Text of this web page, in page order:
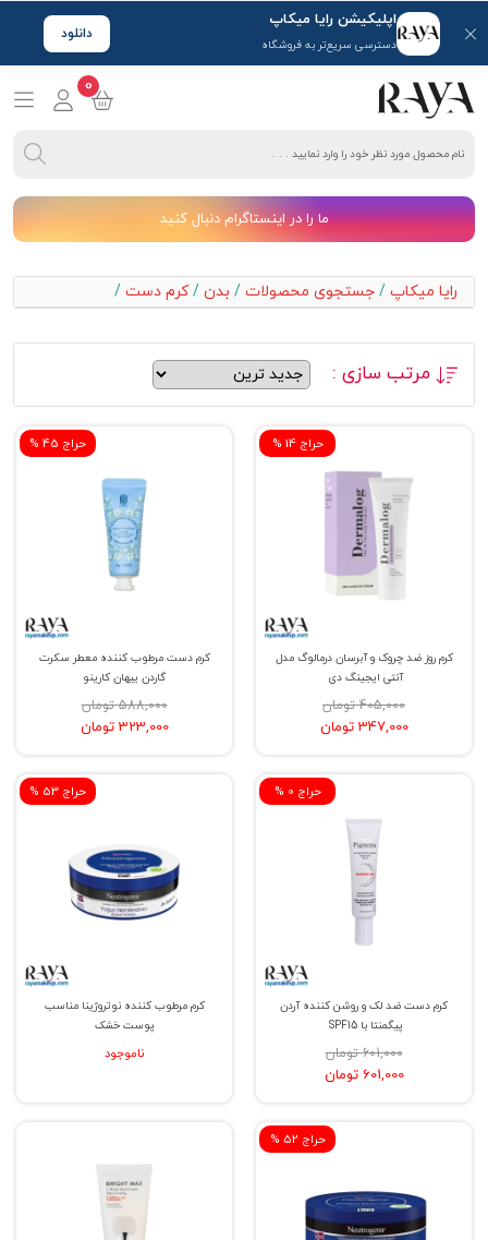
اپلیکیشن رایا میکاپ
دسترسی سریع‌تر به فروشگاه
دانلود
0
ما را در اینستاگرام دنبال کنید
رایا میکاپ / جستجوی محصولات / بدن /کرم دست /
مرتب سازی :
% حراج 14
کرم روز ضد چروک و آبرسان درمالوگ مدل
آنتی ایجینگ دی
405,000 تومان
347,000 تومان
% حراج 45
کرم دست مرطوب کننده معطر سکرت
گاردن ییهان کارینو
588,000 تومان
323,000 تومان
% حراج 0
کرم دست ضد لک و روشن کننده آردن
پیگمنتا با SPF15
601,000 تومان
601,000 تومان
% حراج 53
کرم مرطوب کننده نوتروژینا مناسب
پوست خشک
ناموجود
% حراج 52